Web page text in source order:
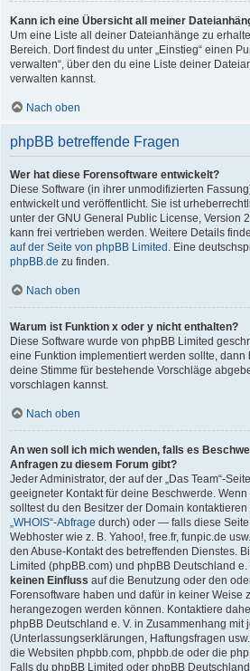
Kann ich eine Übersicht all meiner
Um eine Liste all deiner Dateianhänge zu
Bereich. Dort findest du unter „Einstieg“ einen
verwalten“, über den du eine Liste deiner
verwalten kannst.
Nach oben
phpBB betreffende Fragen
Wer hat diese Forensoftware entwickelt?
Diese Software (in ihrer unmodifizierten
entwickelt und veröffentlicht. Sie ist
unter der GNU General Public License, Version
kann frei vertrieben werden. Weitere Details
auf der Seite von phpBB Limited . Eine
phpBB.de zu finden.
Nach oben
Warum ist Funktion x oder y nicht enthalten?
Diese Software wurde von phpBB Limited
eine Funktion implementiert werden sollte, dann
deine Stimme für bestehende Vorschläge
vorschlagen kannst.
Nach oben
An wen soll ich mich wenden, falls es
Anfragen zu diesem Forum gibt?
Jeder Administrator, der auf der „Das Team“-
geeigneter Kontakt für deine Beschwerde.
solltest du den Besitzer der Domain
„WHOIS“-Abfrage durch) oder — falls diese
Webhoster wie z. B. Yahoo!, free.fr, funpic.de
den Abuse-Kontakt des betreffenden Dienstes.
Limited (phpBB.com) und phpBB Deutschland e.
keinen Einfluss auf die Benutzung oder den
Forensoftware haben und dafür in keiner Weise
herangezogen werden können. Kontaktiere
phpBB Deutschland e. V. in Zusammenhang mit
(Unterlassungserklärungen, Haftungsfragen
die Websiten phpbb.com, phpbb.de oder die
Falls du phpBB Limited oder phpBB